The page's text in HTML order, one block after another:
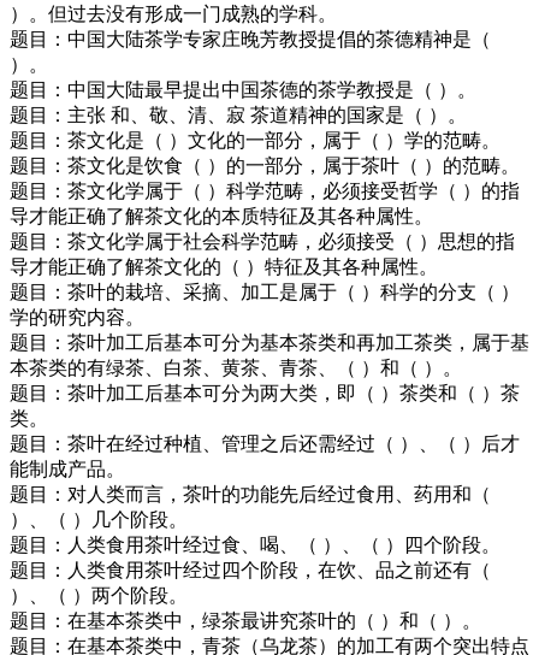
）。但过去没有形成一门成熟的学科。
题目：中国大陆茶学专家庄晚芳教授提倡的茶德精神是（
）。
题目：中国大陆最早提出中国茶德的茶学教授是（ ）。
题目：主张 和、敬、清、寂 茶道精神的国家是（ ）。
题目：茶文化是（ ）文化的一部分，属于（ ）学的范畴。
题目：茶文化是饮食（ ）的一部分，属于茶叶（ ）的范畴。
题目：茶文化学属于（ ）科学范畴，必须接受哲学（ ）的指
导才能正确了解茶文化的本质特征及其各种属性。
题目：茶文化学属于社会科学范畴，必须接受（ ）思想的指
导才能正确了解茶文化的（ ）特征及其各种属性。
题目：茶叶的栽培、采摘、加工是属于（ ）科学的分支（ ）
学的研究内容。
题目：茶叶加工后基本可分为基本茶类和再加工茶类，属于基
本茶类的有绿茶、白茶、黄茶、青茶、（ ）和（ ）。
题目：茶叶加工后基本可分为两大类，即（ ）茶类和（ ）茶
类。
题目：茶叶在经过种植、管理之后还需经过（ ）、（ ）后才
能制成产品。
题目：对人类而言，茶叶的功能先后经过食用、药用和（
）、（ ）几个阶段。
题目：人类食用茶叶经过食、喝、（ ）、（ ）四个阶段。
题目：人类食用茶叶经过四个阶段，在饮、品之前还有（
）、（ ）两个阶段。
题目：在基本茶类中，绿茶最讲究茶叶的（ ）和（ ）。
题目：在基本茶类中，青茶（乌龙茶）的加工有两个突出特点